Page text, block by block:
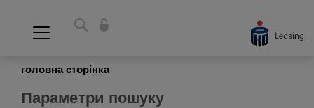
головна сторінка
Параметри пошуку